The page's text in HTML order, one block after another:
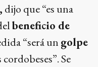
dijo que “es una
beneficio de
“será un golpe
cordobeses”. Se